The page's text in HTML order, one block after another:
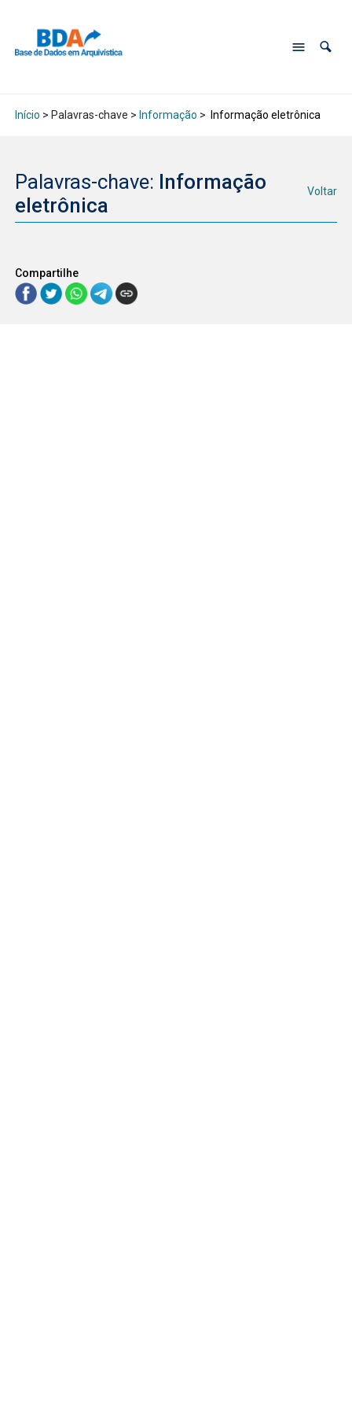
Início > Palavras-chave > Informação > Informação eletrônica
Palavras-chave: Informação
eletrônica
Voltar
Compartilhe